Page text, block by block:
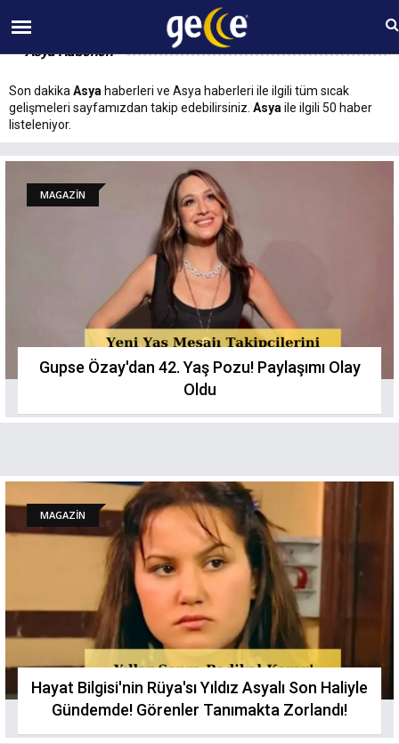
10 AĞUSTOS Pazartesi 07:41
Asya Haberleri
Son dakika Asya haberleri ve Asya haberleri ile ilgili tüm sıcak
gelişmeleri sayfamızdan takip edebilirsiniz. Asya ile ilgili 50 haber
listeleniyor.
MAGAZİN
Gupse Özay'dan 42. Yaş Pozu! Paylaşımı Olay
Oldu
MAGAZİN
Hayat Bilgisi'nin Rüya'sı Yıldız Asyalı Son Haliyle
Gündemde! Görenler Tanımakta Zorlandı!